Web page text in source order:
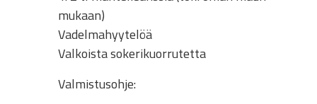
mukaan)
Vadelmahyytelöä
Valkoista sokerikuorrutetta
Valmistusohje: